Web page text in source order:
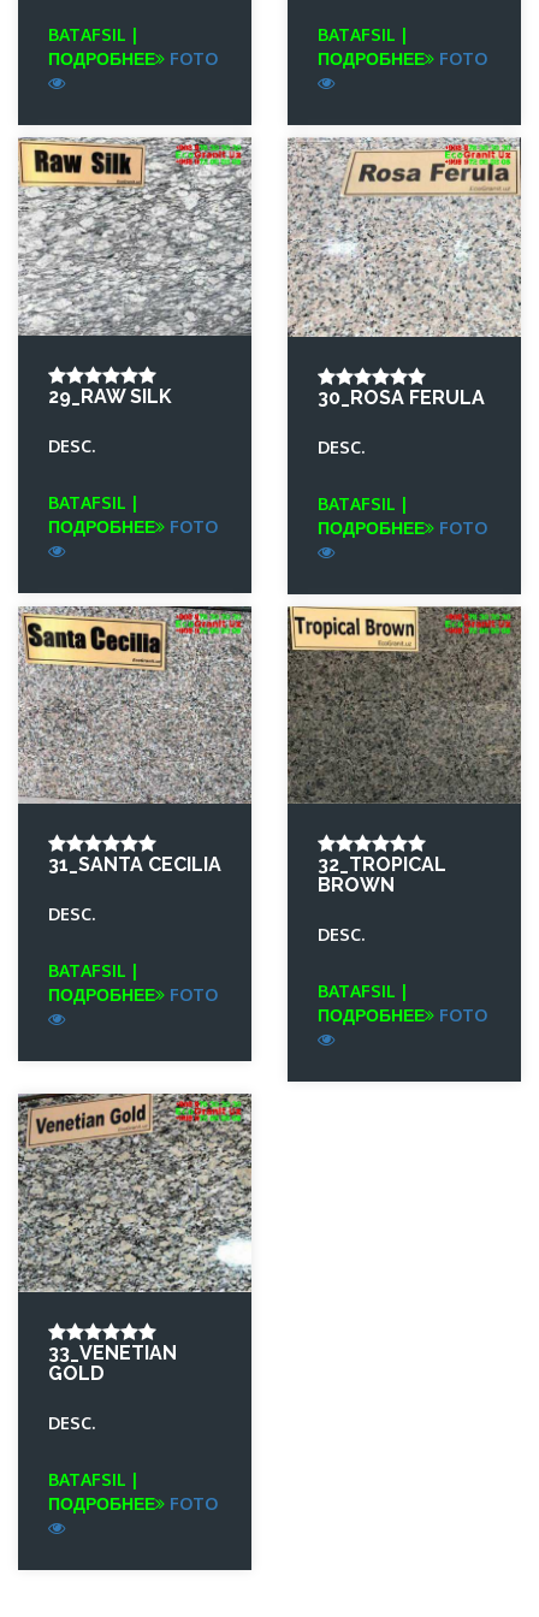
BATAFSIL |
ПОДРОБНЕЕ
FOTO
BATAFSIL |
ПОДРОБНЕЕ
FOTO
29_RAW SILK
DESC.
BATAFSIL |
ПОДРОБНЕЕ
FOTO
30_ROSA FERULA
DESC.
BATAFSIL |
ПОДРОБНЕЕ
FOTO
31_SANTA CECILIA
DESC.
BATAFSIL |
ПОДРОБНЕЕ
FOTO
32_TROPICAL
BROWN
DESC.
BATAFSIL |
ПОДРОБНЕЕ
FOTO
33_VENETIAN
GOLD
DESC.
BATAFSIL |
ПОДРОБНЕЕ
FOTO